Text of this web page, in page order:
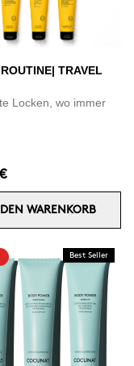
TRAVEL
Locken, wo immer
DEN WARENKORB
Best Seller